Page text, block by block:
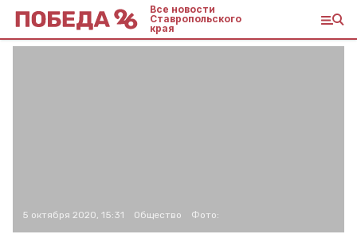
Все новости
Ставропольского
края
5 октября 2020, 15:31 Общество Фото: